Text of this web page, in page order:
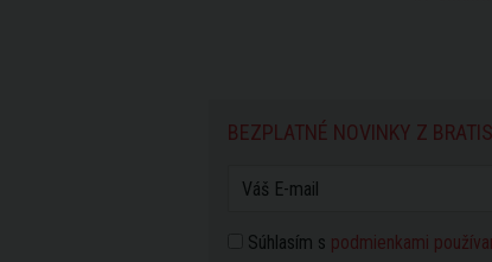
BEZPLATNÉ NOVINKY Z
Súhlasím s podmienkami